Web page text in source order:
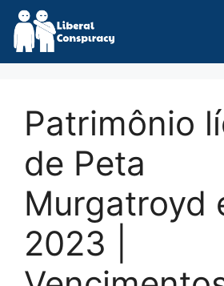
Skip
content
Patrimônio
de Peta
Murgatroyd
2023 |